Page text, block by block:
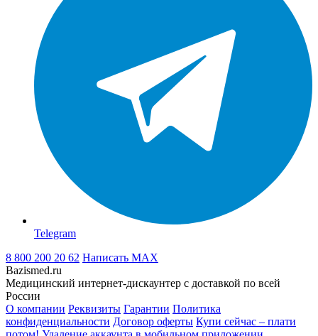
Telegram
8 800 200 20 62 Написать MAX
Bazismed.ru
Медицинский интернет-дискаунтер с доставкой по всей
России
О компании Реквизиты Гарантии Политика
конфиденциальности Договор оферты Купи сейчас – плати